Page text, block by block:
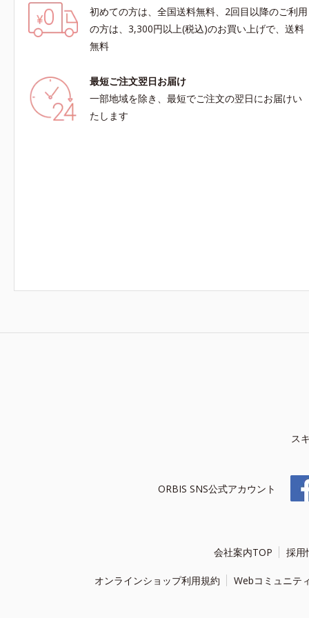
初めての方は、全国送料無料、2回目以降のご利用
の方は、3,300円以上(税込)のお買い上げで、送料
無料
最短ご注文翌日お届け
一部地域を除き、最短でご注文の翌日にお届けい
たします
ス
ORBIS SNS公式アカウント
会社案内TOP 採用
オンラインショップ利用規約 Webコミュニテ